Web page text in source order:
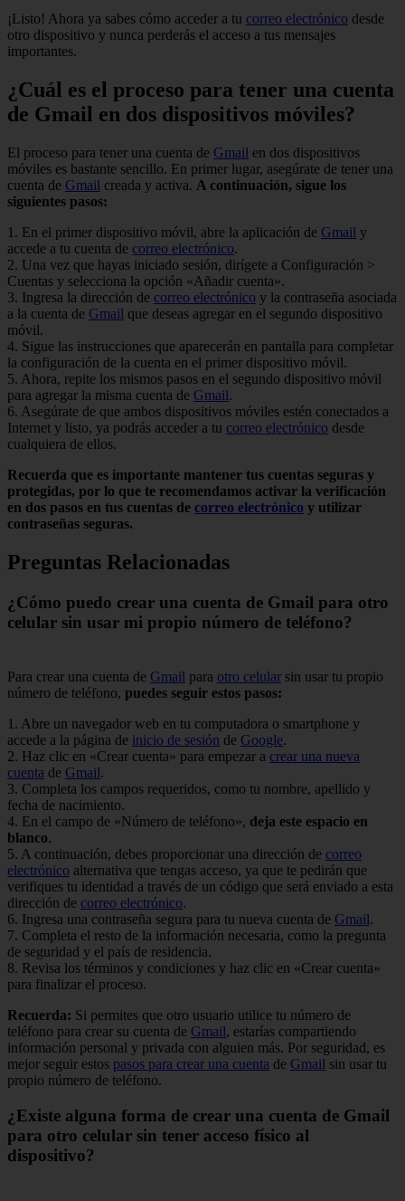
¡Listo! Ahora ya sabes cómo acceder a tu correo electrónico desde
otro dispositivo y nunca perderás el acceso a tus mensajes
importantes.
¿Cuál es el proceso para tener una cuenta
de Gmail en dos dispositivos móviles?
El proceso para tener una cuenta de Gmail en dos dispositivos
móviles es bastante sencillo. En primer lugar, asegúrate de tener una
cuenta de Gmail creada y activa. A continuación, sigue los
siguientes pasos:
1. En el primer dispositivo móvil, abre la aplicación de Gmail y
accede a tu cuenta de correo electrónico.
2. Una vez que hayas iniciado sesión, dirígete a Configuración >
Cuentas y selecciona la opción «Añadir cuenta».
3. Ingresa la dirección de correo electrónico y la contraseña asociada
a la cuenta de Gmail que deseas agregar en el segundo dispositivo
móvil.
4. Sigue las instrucciones que aparecerán en pantalla para completar
la configuración de la cuenta en el primer dispositivo móvil.
5. Ahora, repite los mismos pasos en el segundo dispositivo móvil
para agregar la misma cuenta de Gmail.
6. Asegúrate de que ambos dispositivos móviles estén conectados a
Internet y listo, ya podrás acceder a tu correo electrónico desde
cualquiera de ellos.
Recuerda que es importante mantener tus cuentas seguras y
protegidas, por lo que te recomendamos activar la verificación
en dos pasos en tus cuentas de correo electrónico y utilizar
contraseñas seguras.
Preguntas Relacionadas
¿Cómo puedo crear una cuenta de Gmail para otro
celular sin usar mi propio número de teléfono?
Para crear una cuenta de Gmail para otro celular sin usar tu propio
número de teléfono, puedes seguir estos pasos:
1. Abre un navegador web en tu computadora o smartphone y
accede a la página de inicio de sesión de Google.
2. Haz clic en «Crear cuenta» para empezar a crear una nueva
cuenta de Gmail.
3. Completa los campos requeridos, como tu nombre, apellido y
fecha de nacimiento.
4. En el campo de «Número de teléfono», deja este espacio en
blanco.
5. A continuación, debes proporcionar una dirección de correo
electrónico alternativa que tengas acceso, ya que te pedirán que
verifiques tu identidad a través de un código que será enviado a esta
dirección de correo electrónico.
6. Ingresa una contraseña segura para tu nueva cuenta de Gmail.
7. Completa el resto de la información necesaria, como la pregunta
de seguridad y el país de residencia.
8. Revisa los términos y condiciones y haz clic en «Crear cuenta»
para finalizar el proceso.
Recuerda: Si permites que otro usuario utilice tu número de
teléfono para crear su cuenta de Gmail, estarías compartiendo
información personal y privada con alguien más. Por seguridad, es
mejor seguir estos pasos para crear una cuenta de Gmail sin usar tu
propio número de teléfono.
¿Existe alguna forma de crear una cuenta de Gmail
para otro celular sin tener acceso físico al
dispositivo?